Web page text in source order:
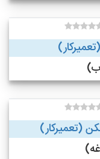
(تعمیرکار)